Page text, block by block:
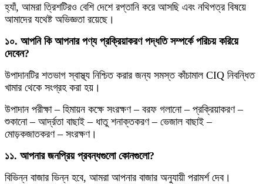
হ্যাঁ, আমরা ত্রিশটিরও বেশি দেশে রপ্তানি করে আসছি এবং নথিপত্র বিষয়ে
আমাদের যথেষ্ট অভিজ্ঞতা রয়েছে।
১০. আপনি কি আপনার পণ্য প্রক্রিয়াকরণ পদ্ধতি সম্পর্কে পরিচয় করিয়ে
দেবেন?
উপাদানটির শতভাগ স্বাস্থ্য নিশ্চিত করার জন্য সমস্ত কাঁচামাল CIQ নিবন্ধিত
খামার থেকে সংগ্রহ করা হয়।
উপাদান পরীক্ষা – হিমায়ন কক্ষে সংরক্ষণ – বরফ গলানো – প্রক্রিয়াকরণ –
শুকানো – আর্দ্রতা বাছাই – ধাতু শনাক্তকরণ – ভেজাল বাছাই –
মোড়কজাতকরণ – সংরক্ষণ।
১১. আপনার জনপ্রিয় প্রবন্ধগুলো কোনগুলো?
বিভিন্ন বাজার ভিন্ন হবে, আমরা আপনার বাজার অনুযায়ী পরামর্শ দেব।